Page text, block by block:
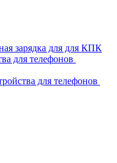
зарядка для для КПК
для телефонов
для телефонов